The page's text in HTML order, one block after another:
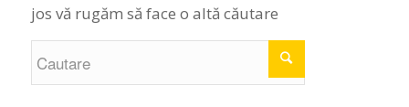
jos vă rugăm să face o altă căutare